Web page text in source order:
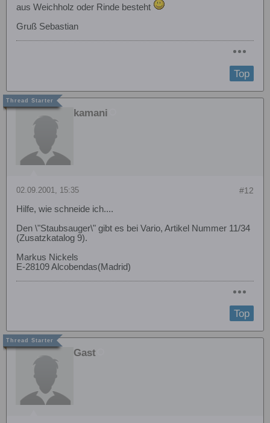
aus Weichholz oder Rinde besteht
Gruß Sebastian
Top
kamani
#12
02.09.2001, 15:35
Hilfe, wie schneide ich....
Den \"Staubsauger\" gibt es bei Vario, Artikel Nummer 11/34
(Zusatzkatalog 9).
Markus Nickels
E-28109 Alcobendas(Madrid)
Top
Gast